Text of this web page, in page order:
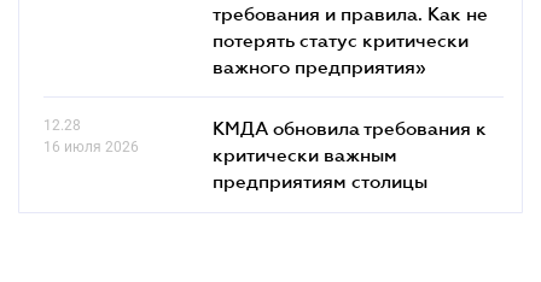
требования и правила. Как не
потерять статус критически
важного предприятия»
12.28
16 июля 2026
КМДА обновила требования к
критически важным
предприятиям столицы